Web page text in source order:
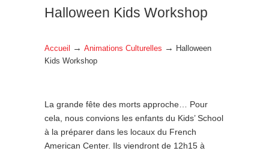
Halloween Kids Workshop
Accueil → Animations Culturelles →
Halloween
Kids Workshop
La grande fête des morts approche… Pour
cela, nous convions les enfants du Kids’ School
à la préparer dans les locaux du French
American Center. Ils viendront de 12h15 à